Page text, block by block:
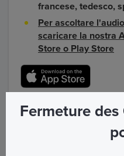
francese, tedesco,
Per ascoltare
scaricare la nostra
Store o Play Store
Fermeture